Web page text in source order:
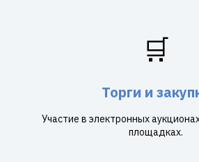
🛒
Торги и
Участие в электронных
площадках.